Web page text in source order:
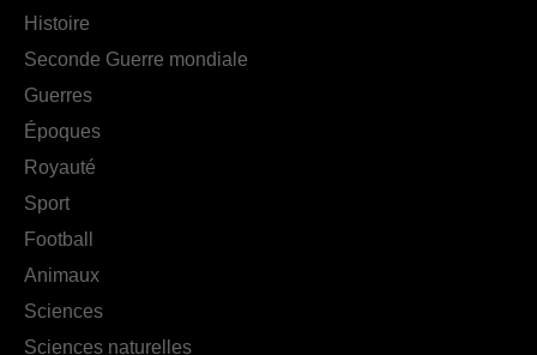
Histoire
Seconde Guerre mondiale
Guerres
Époques
Royauté
Sport
Football
Animaux
Sciences
Sciences naturelles